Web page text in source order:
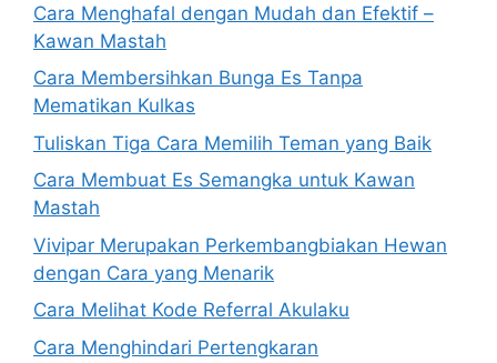
Cara Menghafal dengan Mudah dan Efektif –
Kawan Mastah
Cara Membersihkan Bunga Es Tanpa
Mematikan Kulkas
Tuliskan Tiga Cara Memilih Teman yang Baik
Cara Membuat Es Semangka untuk Kawan
Mastah
Vivipar Merupakan Perkembangbiakan Hewan
dengan Cara yang Menarik
Cara Melihat Kode Referral Akulaku
Cara Menghindari Pertengkaran